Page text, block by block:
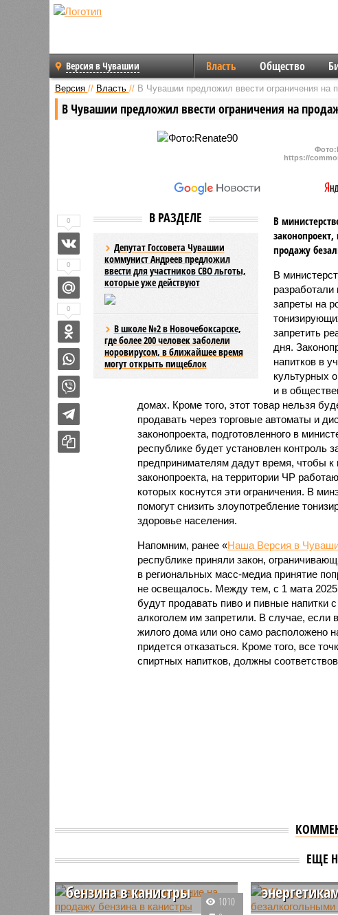
Версия в Чувашии Власть Общество
Версия // Власть // В Чувашии предложил ввести ограничения на
В Чувашии предложил ввести ограничения на
https://
В РАЗДЕЛЕ
Депутат Госсовета Чувашии
коммунист Андреев предложил
ввести для участников СВО льготы,
которые уже действуют
В школе №2 в Новочебоксарске,
где более 200 человек заболели
норовирусом, в ближайшее время
могут открыть пищеблок
В
продажу
В
разработали
запреты на
запретить
дня.
напитков в
культурных
и в
домах. Кроме того, этот товар нельзя
продавать через торговые автоматы и
законопроекта, подготовленного в
республике будет установлен контроль
предпринимателям дадут время, чтобы к
законопроекта, на территории ЧР
которых коснутся эти ограничения. В
помогут снизить злоупотребление
здоровье населения.
Напомним, ранее «Наша Версия в
республике приняли закон,
в региональных масс-медиа принятие
не освещалось. Между тем, с 1 мата
будут продавать пиво и пивные напитки
алкоголем им запретили. В случае, если
жилого дома или оно само расположено
придется отказаться. Кроме того, все
спиртных напитков, должны
0
0
0
ЕЩЕ
В регионе сняли
бензина в канистры
1010
В Чувашии
торговлю